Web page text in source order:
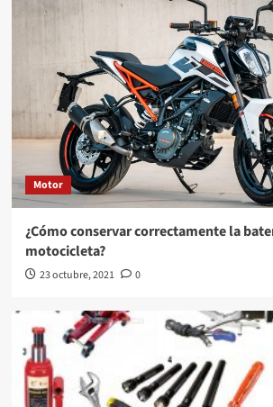
Motor
¿Cómo conservar correctamente la
motocicleta?
23 octubre, 2021 0